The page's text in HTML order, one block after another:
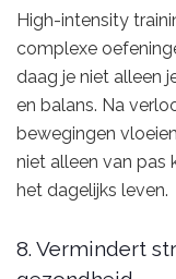
High-intensity
complexe
daag je niet alleen
en balans. Na
bewegingen
niet alleen van pas
het dagelijks leven.
8. Vermindert